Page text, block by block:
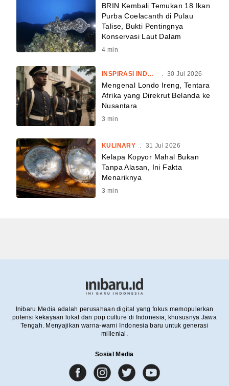
BRIN Kembali Temukan 18 Ikan
Purba Coelacanth di Pulau
Talise, Bukti Pentingnya
Konservasi Laut Dalam
4 min
INSPIRASI INDONESIA 30 Jul 2026
Mengenal Londo Ireng, Tentara
Afrika yang Direkrut Belanda ke
Nusantara
3 min
KULINARY 31 Jul 2026
Kelapa Kopyor Mahal Bukan
Tanpa Alasan, Ini Fakta
Menariknya
3 min
Inibaru Media adalah perusahaan digital yang fokus memopulerkan
potensi kekayaan lokal dan pop culture di Indonesia, khususnya Jawa
Tengah. Menyajikan warna-warni Indonesia baru untuk generasi
millenial.
Sosial Media